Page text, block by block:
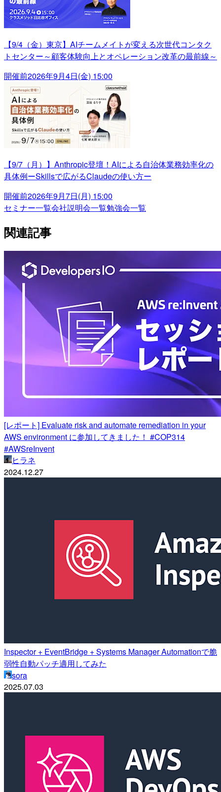
【9/4（金）東京】AIチームメイトが変える次世代コンタク
トセンター～顧客体験向上とオペレーション改革の最前線～
開催前2026年9月4日(金) 15:00
【9/7（月）】Anthropic登壇！AIによる自治体業務効率化の
具体例ーSkillsで広がるClaudeの使い方ー
開催前2026年9月7日(月) 15:00
セミナー一覧会社説明会一覧勉強会一覧
関連記事
[レポート] Evaluate risk and automate remediation in your
AWS environment に参加してきました！ #COP314
#AWSreInvent
ヒラネ
2024.12.27
Inspector + EventBridge + Systems Manager Automationで脆
弱性自動パッチ適用してみた
sora
2025.07.03